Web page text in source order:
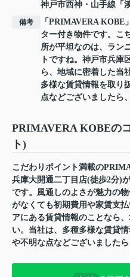
神戸市西神・山手線 「
備考
「PRIMAVERA KOBE
ター付き物件です。こ
所が平坦なのは、ラン
トですね。神戸市兵庫
ら、地域に密着した当
多様な賃貸情報を取り
点などございましたら
PRIMAVERA KOBEの
ト)
こだわりポイント満載の
兵庫大開通二丁目店(徒歩2分)
です。風通しのよさが魅力の
がなくても初期費用や家賃支
アにある賃貸情報のことなら
い。当社は、多種多様な賃貸
や不明な点などございました